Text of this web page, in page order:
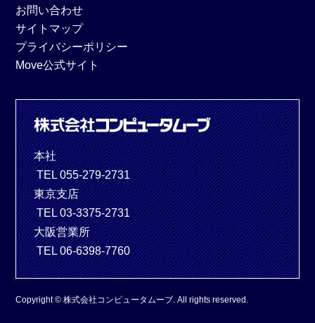
お問い合わせ
サイトマップ
プライバシーポリシー
Move公式サイト
Copyright © 株式会社コンピュータムーブ. All rights reserved.
本社
TEL 055-279-2731
東京支店
TEL 03-3375-2731
大阪営業所
TEL 06-6398-7760